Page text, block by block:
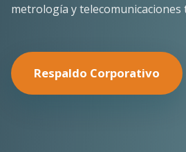
minería pesada.
Nuestras Soluciones